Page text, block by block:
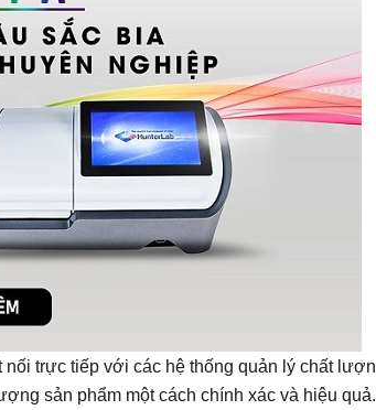
nối trực tiếp với các hệ thống quản lý chất
sản phẩm một cách chính xác và hiệu quả.